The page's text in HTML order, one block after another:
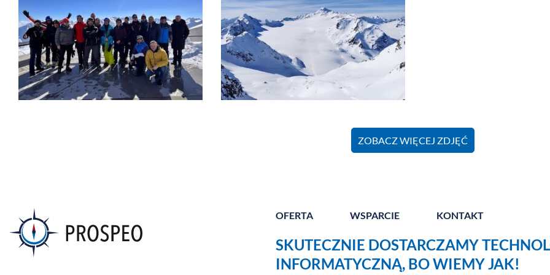
ZOBACZ WIĘCEJ ZDJĘĆ
OFERTA WSPARCIE KONTAKT
SKUTECZNIE DOSTARCZAMY
INFORMATYCZNĄ, BO WIEMY JAK!